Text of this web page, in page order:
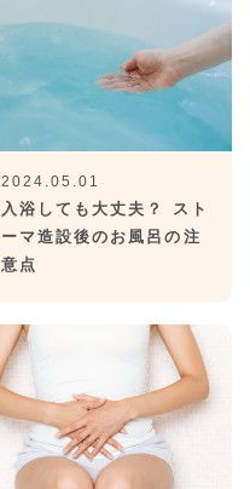
2024.05.01
入浴しても大丈夫？ スト
ーマ造設後のお風呂の注
意点